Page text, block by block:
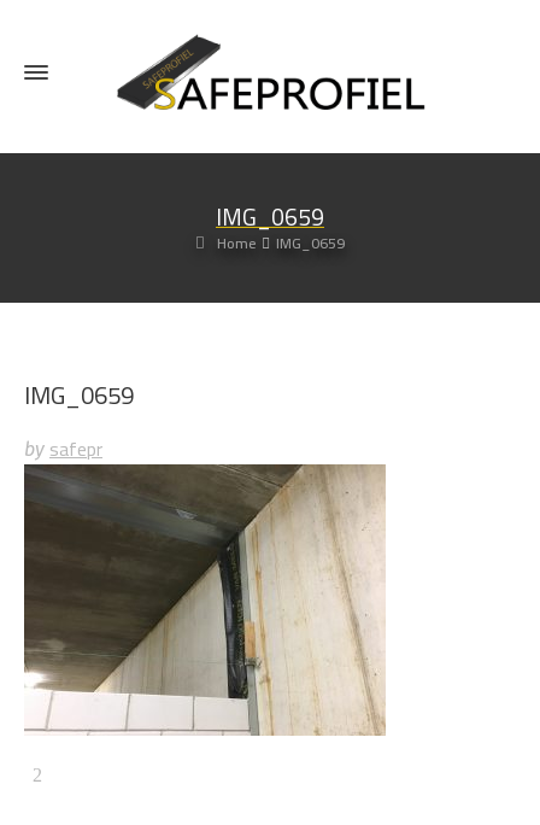
IMG_0659
Home IMG_0659
IMG_0659
by safepr